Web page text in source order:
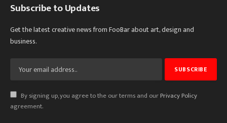
Subscribe to Updates
Get the latest creative news from FooBar about art, design and
business.
By signing up, you agree to the our terms and ourPrivacy Policy
agreement.